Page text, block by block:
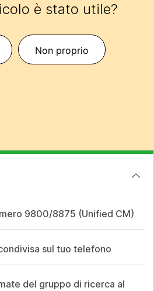
è stato utile?
Non proprio
9800/8875 (Unified CM)
sul tuo telefono
del gruppo di ricerca al